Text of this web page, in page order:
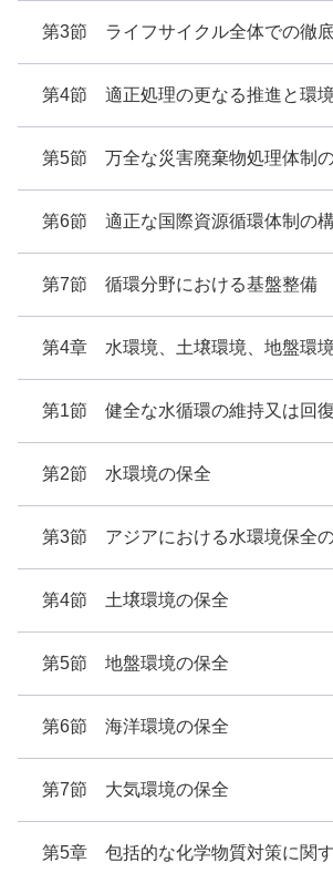
第3節 ライフサイクル全体での徹
第4節 適正処理の更なる推進と環
第5節 万全な災害廃棄物処理体制
第6節 適正な国際資源循環体制の
第7節 循環分野における基盤整備
第4章 水環境、土壌環境、地盤環
第1節 健全な水循環の維持又は回復
第2節 水環境の保全
第3節 アジアにおける水環境保全
第4節 土壌環境の保全
第5節 地盤環境の保全
第6節 海洋環境の保全
第7節 大気環境の保全
第5章 包括的な化学物質対策に関